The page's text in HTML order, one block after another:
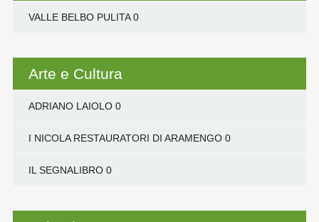
VALLE BELBO PULITA0
Arte e Cultura
ADRIANO LAIOLO0
I NICOLA RESTAURATORI DI ARAMENGO0
IL SEGNALIBRO0